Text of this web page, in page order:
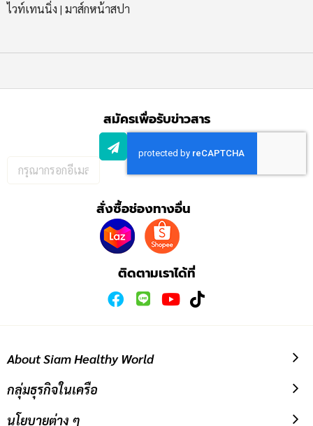
ไวท์เทนนิ่ง | มาส์กหน้าสปา
สมัครเพื่อรับข่าวสาร
กรอก
สั่งซื้อช่องทางอื่น
ติดตามเราได้ที่
About Siam Healthy World
กลุ่มธุรกิจในเครือ
นโยบายต่าง ๆ